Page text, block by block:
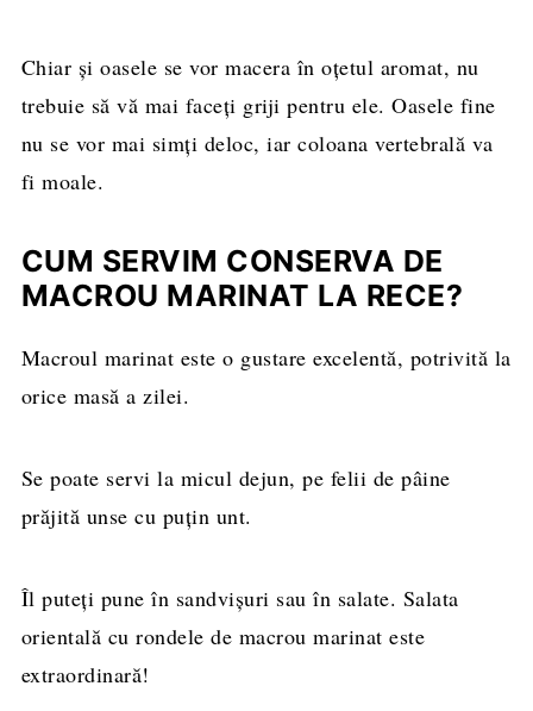
Chiar și oasele se vor macera în oțetul aromat, nu
trebuie să vă mai faceți griji pentru ele. Oasele fine
nu se vor mai simți deloc, iar coloana vertebrală va
fi moale.
CUM SERVIM CONSERVA DE
MACROU MARINAT LA RECE?
Macroul marinat este o gustare excelentă, potrivită la
orice masă a zilei.
Se poate servi la micul dejun, pe felii de pâine
prăjită unse cu puțin unt.
Îl puteți pune în sandvișuri sau în salate. Salata
orientală cu rondele de macrou marinat este
extraordinară!